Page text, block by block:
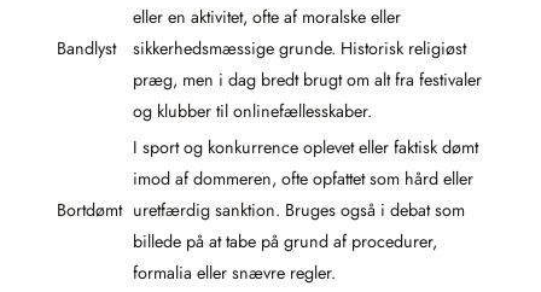
Bandlyst
eller en aktivitet, ofte af moralske eller
sikkerhedsmæssige grunde. Historisk religiøst
præg, men i dag bredt brugt om alt fra festivaler
og klubber til onlinefællesskaber.
Bortdømt
I sport og konkurrence oplevet eller faktisk dømt
imod af dommeren, ofte opfattet som hård eller
uretfærdig sanktion. Bruges også i debat som
billede på at tabe på grund af procedurer,
formalia eller snævre regler.